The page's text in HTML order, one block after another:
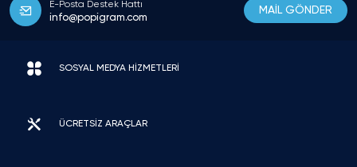
Sosyal Medya Editörü
hareketli durdu
E-Posta Destek Hattı
info@popigram.com
MAİL GÖNDER
SOSYAL MEDYA HİZMETLERİ
ÜCRETSİZ ARAÇLAR